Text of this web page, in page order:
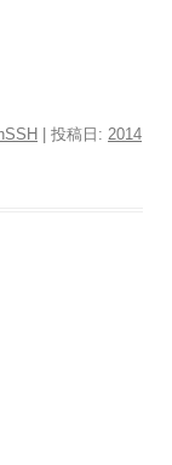
| 投稿日: 2014